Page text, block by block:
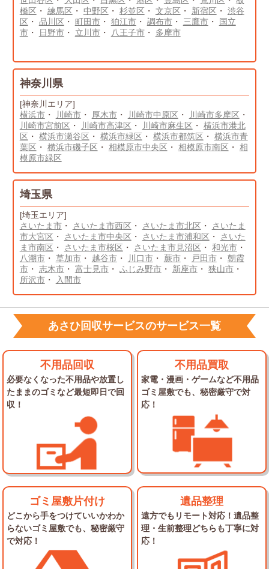
橋区 ・ 練馬区 ・ 中野区 ・ 杉並区 ・ 文京区 ・ 新宿区 ・ 渋谷
区 ・ 品川区 ・ 町田市・ 狛江市・ 調布市・ 三鷹市・
国立
市・ 日野市・ 立川市・ 八王子市・ 多摩市
神奈川県
[神奈川エリア]
横浜市・ 川崎市・ 厚木市・ 川崎市中原区 ・ 川崎市多摩区 ・
川崎市宮前区 ・ 川崎市高津区 ・ 川崎市麻生区 ・ 横浜市港北
区 ・ 横浜市瀬谷区 ・ 横浜市緑区 ・ 横浜市都筑区 ・ 横浜市青
葉区 ・ 横浜市磯子区 ・ 相模原市中央区 ・ 相模原市南区 ・ 相
模原市緑区
埼玉県
[埼玉エリア]
さいたま市・ さいたま市西区 ・ さいたま市北区 ・
さいたま
市大宮区 ・ さいたま市中央区 ・ さいたま市浦和区 ・
さいた
ま市南区 ・ さいたま市桜区 ・ さいたま市見沼区 ・ 和光市・
八潮市・ 草加市・ 越谷市・ 川口市・ 蕨市・ 戸田市・ 朝霞
市・ 志木市・ 富士見市・ ふじみ野市・ 新座市・ 狭山市・
所沢市・ 入間市
あさひ回収サービスのサービス一覧
不用品回収
必要なくなった不用品や放置し
た ままのゴミなど最短即日で回
収！
不用品買取
家電・漫画・ゲームなど不用品
ゴミ屋敷でも、秘密厳守で対
応！
ゴミ屋敷片付け
どこから手をつけていいかわか
らないゴミ屋敷でも、秘密厳守
で対応！
遺品整理
遠方でもリモート対応！遺品整
理・生前整理どちらも丁寧に対
応！